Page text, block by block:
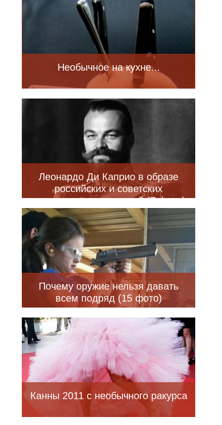
Необычное на кухне...
Леонардо Ди Каприо в образе
российских и советских
исторических личностей (7 фото)
Почему оружие нельзя давать
всем подряд (15 фото)
Канны 2011 с необычного ракурса